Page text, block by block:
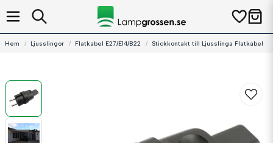
Hem Ljusslingor Flatkabel E27/E14/B22 Stickkontakt till Ljusslinga Flatkabel